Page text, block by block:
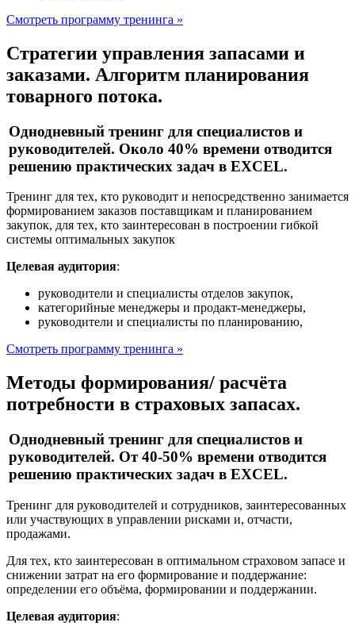
Смотреть программу тренинга »
Стратегии управления запасами и
заказами. Алгоритм планирования
товарного потока.
Однодневный тренинг для специалистов и
руководителей. Около 40% времени отводится
решению практических задач в EXCEL.
Тренинг для тех, кто руководит и непосредственно занимается
формированием заказов поставщикам и планированием
закупок, для тех, кто заинтересован в построении гибкой
системы оптимальных закупок
Целевая аудитория:
руководители и специалисты отделов закупок,
категорийные менеджеры и продакт-менеджеры,
руководители и специалисты по планированию,
Смотреть программу тренинга »
Методы формирования/ расчёта
потребности в страховых запасах.
Однодневный тренинг для специалистов и
руководителей. От 40-50% времени отводится
решению практических задач в EXCEL.
Тренинг для руководителей и сотрудников, заинтересованных
или участвующих в управлении рисками и, отчасти,
продажами.
Для тех, кто заинтересован в оптимальном страховом запасе и
снижении затрат на его формирование и поддержание:
определении его объёма, формировании и поддержании.
Целевая аудитория: